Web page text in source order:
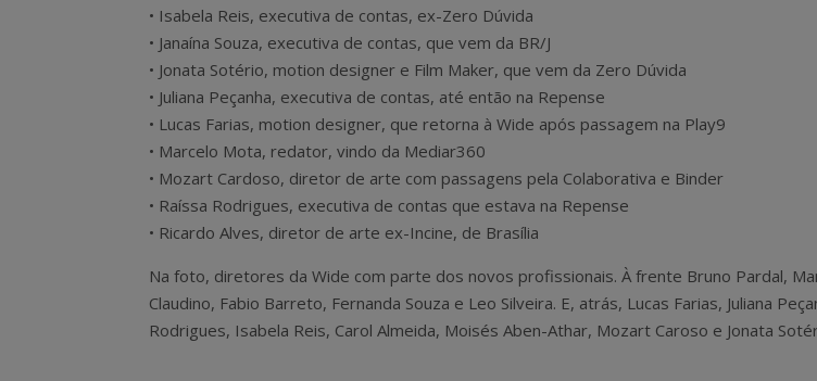
• Isabela Reis, executiva de contas, ex-Zero Dúvida
• Janaína Souza, executiva de contas, que vem da BR/J
• Jonata Sotério, motion designer e Film Maker, que vem da Zero Dúvida
• Juliana Peçanha, executiva de contas, até então na Repense
• Lucas Farias, motion designer, que retorna à Wide após passagem na Play9
• Marcelo Mota, redator, vindo da Mediar360
• Mozart Cardoso, diretor de arte com passagens pela Colaborativa e Binder
• Raíssa Rodrigues, executiva de contas que estava na Repense
• Ricardo Alves, diretor de arte ex-Incine, de Brasília
Na foto, diretores da Wide com parte dos novos profissionais. À frente Bruno Pardal,
Claudino, Fabio Barreto, Fernanda Souza e Leo Silveira. E, atrás, Lucas Farias, Juliana
Rodrigues, Isabela Reis, Carol Almeida, Moisés Aben-Athar, Mozart Caroso e Jonata